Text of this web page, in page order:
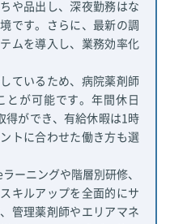
や品出し、深夜勤務はな
です。さらに、最新の調
ムを導入し、業務効率化
ているため、病院薬剤師
とが可能です。年間休日
得ができ、有給休暇は1時
トに合わせた働き方も選
ーニングや階層別研修、
キルアップを全面的にサ
管理薬剤師やエリアマネ